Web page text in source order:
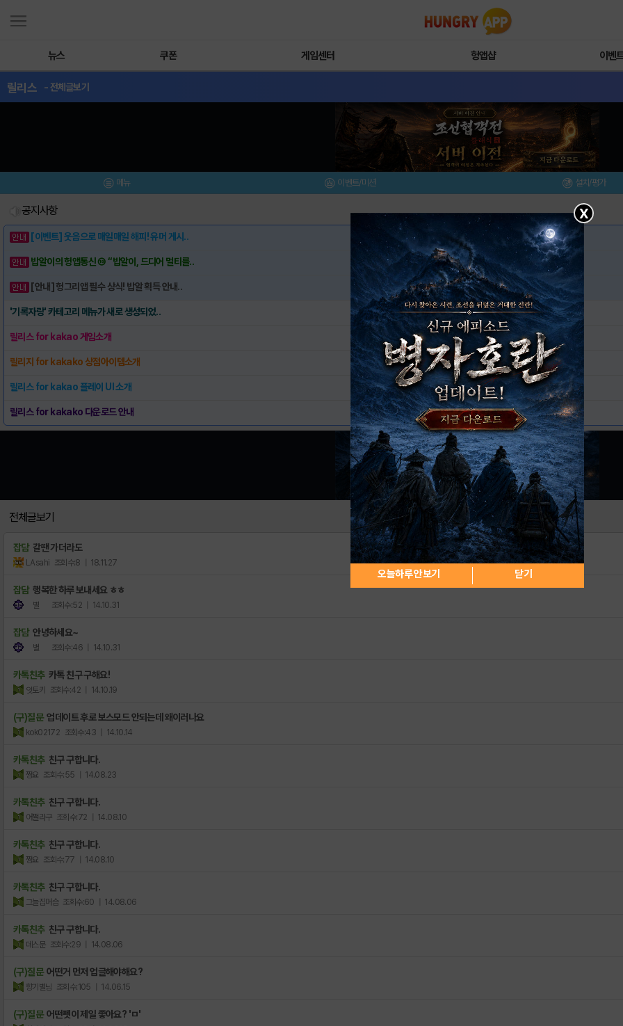
뉴스 쿠폰 게임센터 헝앱샵 이벤
릴리스 - 전체글보기
메뉴 이벤트/미션 설치/평가
공지사항
[이벤트] 웃음으로 매일매일 해피! 유머 게시..
밥알이의 헝앱통신 ⑲ “밥알이, 드디어 멀티를..
[안내] 헝그리앱 필수 상식! 밥알 획득 안내..
'기록자랑' 카테고리 메뉴가 새로 생성되었..
릴리스 for kakao 게임소개
릴리지 for kakako 상점아이템소개
릴리스 for kakao 플레이 UI 소개
릴리스 for kakako 다운로드 안내
전체글보기
잡담 갈땐 가더라도
LAsahi 조회수:8 | 18.11.27
잡담 행복한 하루 보내세요 ㅎㅎ
별 조회수:52 | 14.10.31
잡담 안녕하세요~
별 조회수:46 | 14.10.31
카톡친추 카톡 친구 구해요!
잇토키 조회수:42 | 14.10.19
(구)질문 업데이트 후로 보스모드 안되는데 왜이러나요
kok02172 조회수:43 | 14.10.14
카톡친추 친구 구합니다.
쩡요 조회수:55 | 14.08.23
카톡친추 친구 구합니다.
어쩔라구 조회수:72 | 14.08.10
카톡친추 친구 구합니다.
쩡요 조회수:77 | 14.08.10
카톡친추 친구 구합니다.
그늘집머슴 조회수:60 | 14.08.06
카톡친추 친구 구합니다.
데스문 조회수:29 | 14.08.06
(구)질문 어떤거 먼저 업글해야해요?
향기별님 조회수:105 | 14.06.15
(구)질문 어떤펫이 제일 좋아요? 'ㅁ'
X
오늘하루 안보기 닫기